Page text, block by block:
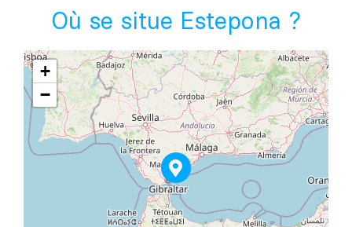
Où se situe Estepona ?
+
−